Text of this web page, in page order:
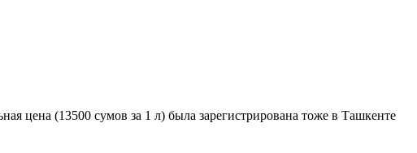
цена (13500 сумов за 1 л) была зарегистрирована тоже в Ташкенте